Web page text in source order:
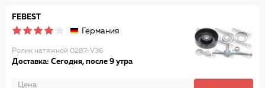
FEBEST
Германия
Ролик натяжной 0287-V36
Доставка: Сегодня, после 9 утра
Цена